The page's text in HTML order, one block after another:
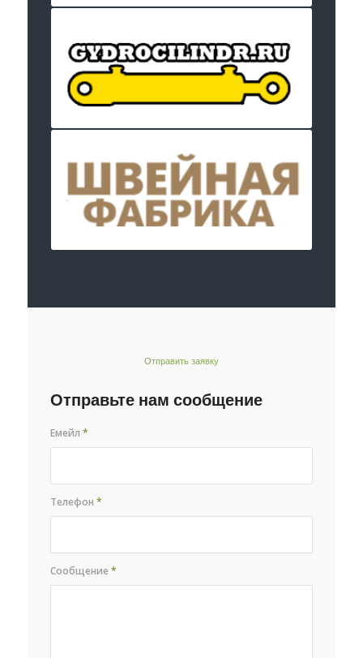
Отправить заявку
Отправьте нам сообщение
Емейл*
Телефон*
Сообщение*